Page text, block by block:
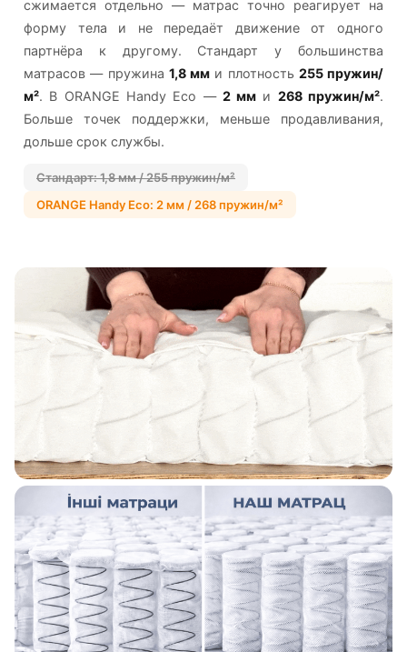
сжимается отдельно — матрас точно реагирует на
форму тела и не передаёт движение от одного
партнёра к другому. Стандарт у большинства
матрасов — пружина 1,8 мм и плотность 255 пружин/
м². В ORANGE Handy Eco — 2 мм и 268 пружин/м².
Больше точек поддержки, меньше продавливания,
дольше срок службы.
Стандарт: 1,8 мм / 255 пружин/м²
ORANGE Handy Eco: 2 мм / 268 пружин/м²